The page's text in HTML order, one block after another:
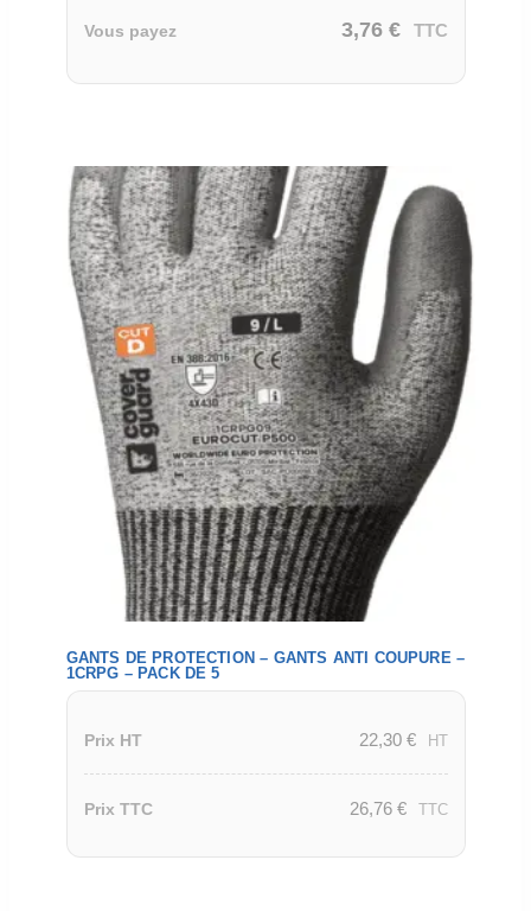
Vous payez 3,76 € TTC
GANTS DE PROTECTION – GANTS ANTI COUPURE –
1CRPG – PACK DE 5
Prix HT 22,30 € HT
Prix TTC 26,76 € TTC